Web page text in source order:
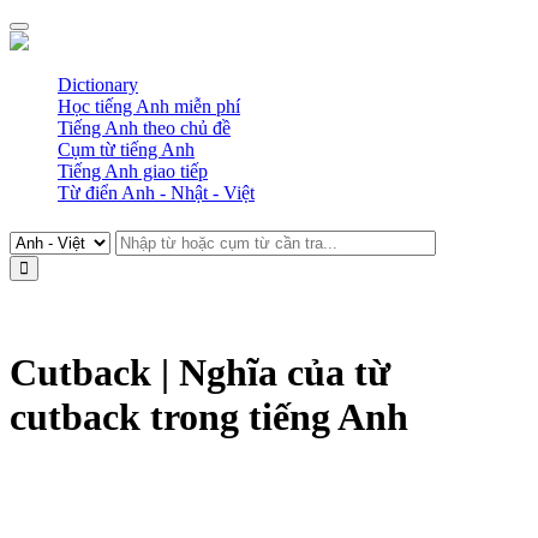
Dictionary
Học tiếng Anh miễn phí
Tiếng Anh theo chủ đề
Cụm từ tiếng Anh
Tiếng Anh giao tiếp
Từ điển Anh - Nhật - Việt
Cutback | Nghĩa của từ
cutback trong tiếng Anh